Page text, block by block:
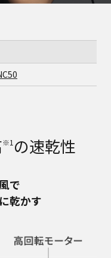
※1 の速乾性
で
乾かす